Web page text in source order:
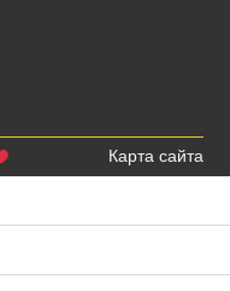
Карта сайта